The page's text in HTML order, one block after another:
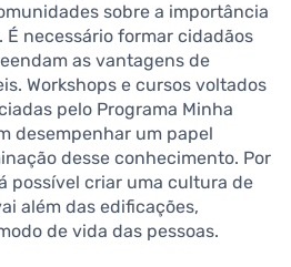
sobre a importância
necessário formar cidadãos
as vantagens de
Workshops e cursos voltados
pelo Programa Minha
desempenhar um papel
desse conhecimento. Por
possível criar uma cultura de
além das edificações,
de vida das pessoas.